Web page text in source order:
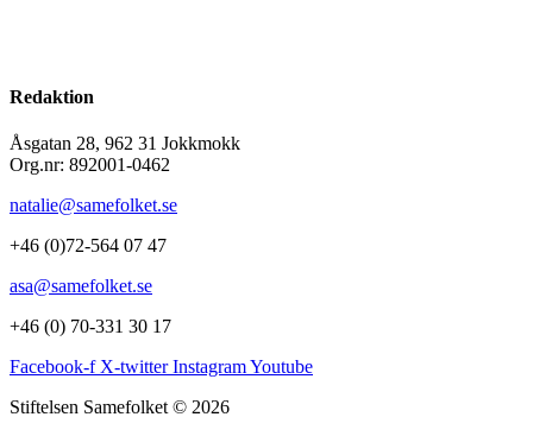
Redaktion
Åsgatan 28, 962 31 Jokkmokk
Org.nr: 892001-0462
natalie@samefolket.se
+46 (0)72-564 07 47
asa@samefolket.se
+46 (0) 70-331 30 17
Facebook-f X-twitter InstagramYoutube
Stiftelsen Samefolket © 2026